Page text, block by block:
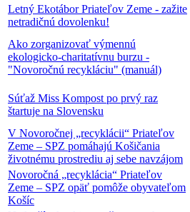
Letný Ekotábor Priateľov Zeme - zažite
netradičnú dovolenku!
Ako zorganizovať výmennú
ekologicko-charitatívnu burzu -
"Novoročnú recykláciu" (manuál)
Súťaž Miss Kompost po prvý raz
štartuje na Slovensku
V Novoročnej „recyklácii“ Priateľov
Zeme – SPZ pomáhajú Košičania
životnému prostrediu aj sebe navzájom
Novoročná „recyklácia“ Priateľov
Zeme – SPZ opäť pomôže obyvateľom
Košíc